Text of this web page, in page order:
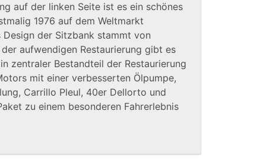
auf der linken Seite ist es ein schönes
1976 auf dem Weltmarkt
der Sitzbank stammt von
aufwendigen Restaurierung gibt es
zentraler Bestandteil der Restaurierung
mit einer verbesserten Ölpumpe,
Carrillo Pleul, 40er Dellorto und
zu einem besonderen Fahrerlebnis